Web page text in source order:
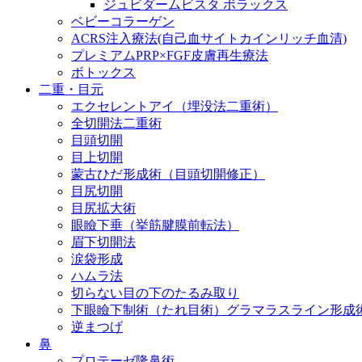
ジュビダームビスタ ボラックス
ベビーコラーゲン
ACRS注入療法(自己血サイトカインリッチ血清)
プレミアムPRP×FGF皮膚再生療法
ボトックス
二重・目元
エクセレントアイ（埋没法二重術）
全切開法二重術
目頭切開
目上切開
蒙古ひだ形成術（目頭切開修正）
目尻切開
目尻拡大術
眼瞼下垂（挙筋腱膜前転法）
眉下切開法
涙袋形成
ハムラ法
切らない目の下のたるみ取り
下眼瞼下制術（たれ目術）グラマラスライン形成
逆まつげ
鼻